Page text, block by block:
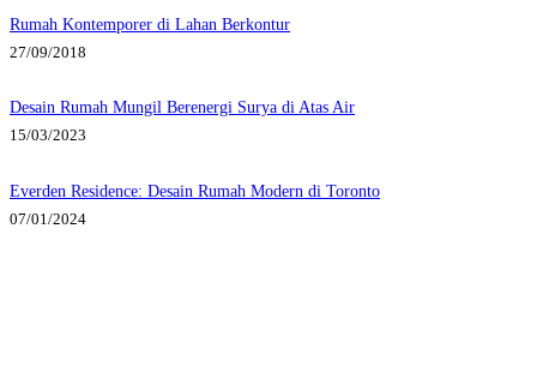
Rumah Kontemporer di Lahan Berkontur
27/09/2018
Desain Rumah Mungil Berenergi Surya di Atas Air
15/03/2023
Everden Residence: Desain Rumah Modern di Toronto
07/01/2024